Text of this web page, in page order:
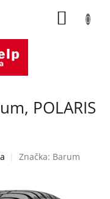
POLARIS
Značka: Barum